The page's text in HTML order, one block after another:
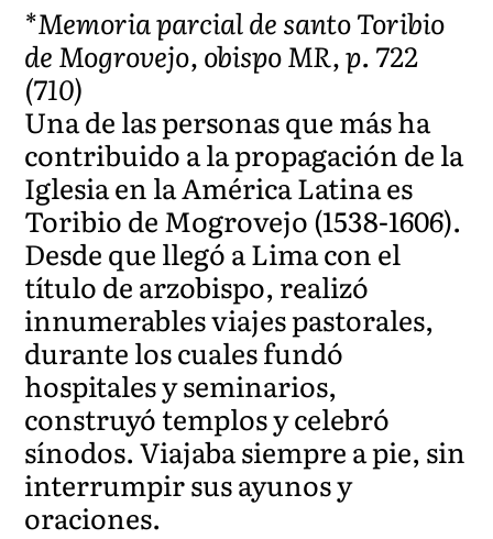
*Memoria parcial de santo Toribio
de Mogrovejo, obispo MR, p. 722
(710)
Una de las personas que más ha
contribuido a la propagación de la
Iglesia en la América Latina es
Toribio de Mogrovejo (1538-1606).
Desde que llegó a Lima con el
título de arzobispo, realizó
innumerables viajes pastorales,
durante los cuales fundó
hospitales y seminarios,
construyó templos y celebró
sínodos. Viajaba siempre a pie, sin
interrumpir sus ayunos y
oraciones.